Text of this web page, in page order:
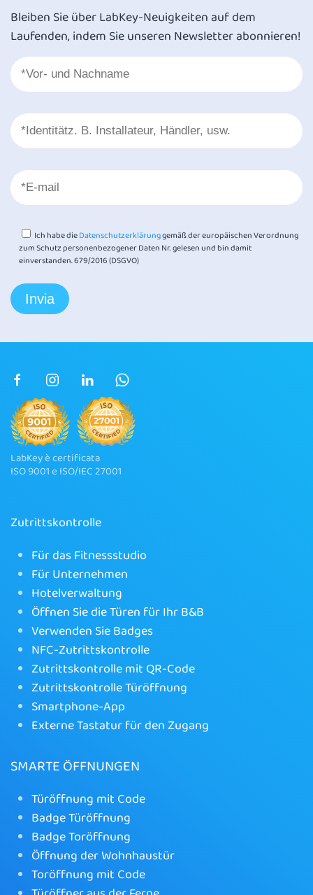
Bleiben Sie über LabKey-Neuigkeiten auf dem
Laufenden, indem Sie unseren Newsletter abonnieren!
Ich habe dieDatenschutzerklärunggemäß der europäischen Verordnung
zum Schutz personenbezogener Daten Nr. gelesen und bin damit
einverstanden. 679/2016 (DSGVO)
LabKey è certificata
ISO 9001 e ISO/IEC 27001
Zutrittskontrolle
Für das Fitnessstudio
Für Unternehmen
Hotelverwaltung
Öffnen Sie die Türen für Ihr B&B
Verwenden Sie Badges
NFC-Zutrittskontrolle
Zutrittskontrolle mit QR-Code
Zutrittskontrolle Türöffnung
Smartphone-App
Externe Tastatur für den Zugang
SMARTE ÖFFNUNGEN
Türöffnung mit Code
Badge Türöffnung
Badge Toröffnung
Öffnung der Wohnhaustür
Toröffnung mit Code